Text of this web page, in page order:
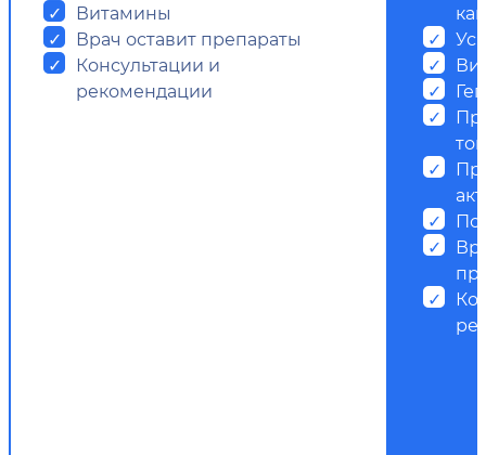
Витамины
Врач оставит препараты
Консультации и
рекомендации